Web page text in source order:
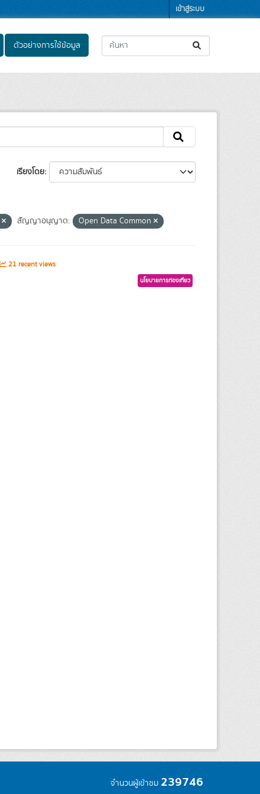
เข้าสู่ระบบ
ตัวอย่างการใช้ข้อมูล
เรียงโดย
สัญญาอนุญาต: Open Data Common
21 recent views
นโยบายการท่องเที่ยว
จำนวนผู้เข้าชม 239746